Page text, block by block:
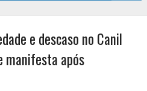
e descaso no Canil
manifesta após